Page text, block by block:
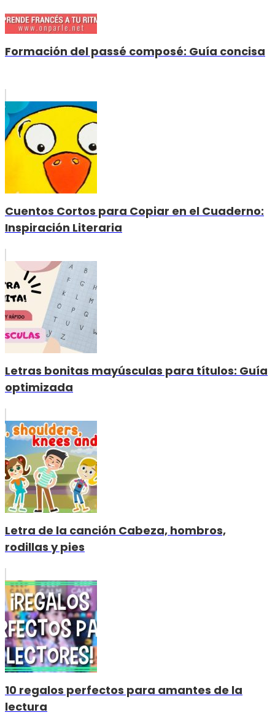
Formación del passé composé: Guía concisa
Cuentos Cortos para Copiar en el Cuaderno:
Inspiración Literaria
Letras bonitas mayúsculas para títulos: Guía
optimizada
Letra de la canción Cabeza, hombros,
rodillas y pies
10 regalos perfectos para amantes de la
lectura